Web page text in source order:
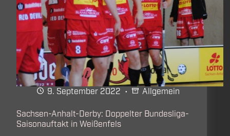
9. September 2022 Allgemein
Sachsen-Anhalt-Derby: Doppelter Bundesliga-
Saisonauftakt in Weißenfels